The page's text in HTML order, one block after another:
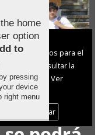
y de terceros para el
Puedes consultar la
Ver
y Cookies
Personalizar
home
option
to
pressing
device
right menu